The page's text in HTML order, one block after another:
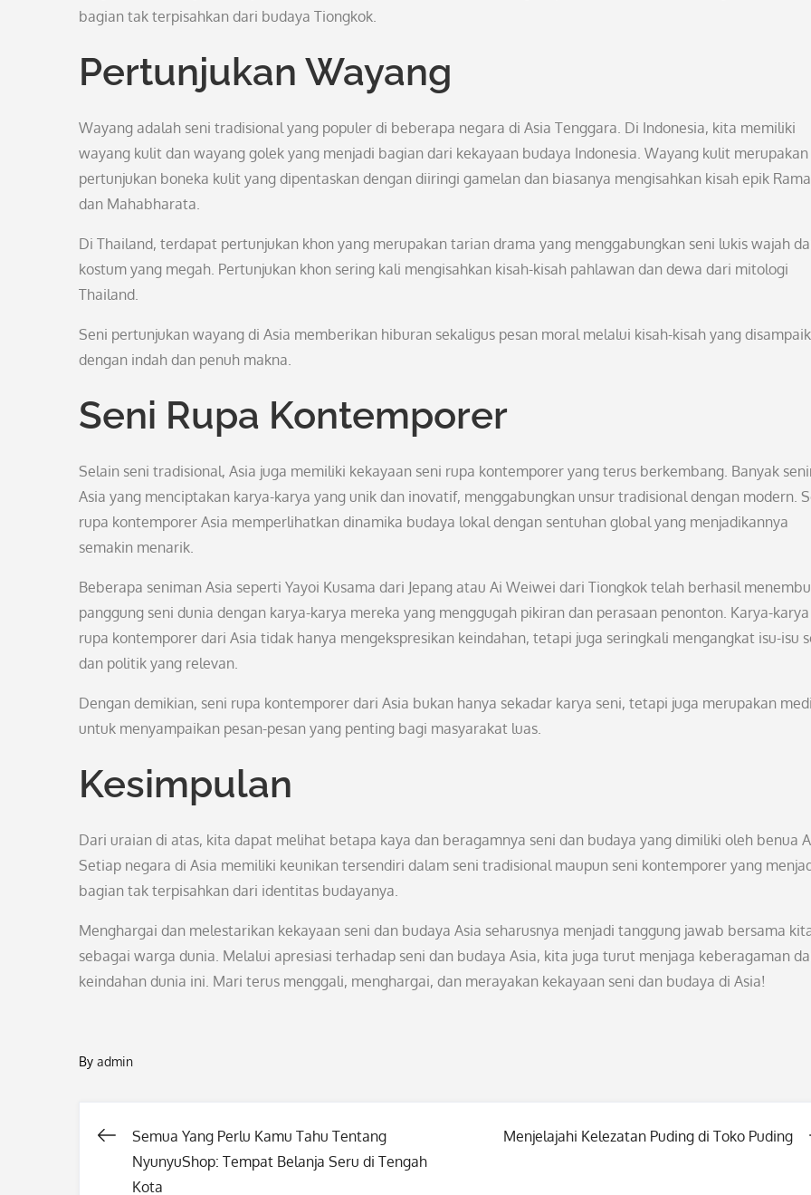
bagian tak terpisahkan dari budaya Tiongkok.
Pertunjukan Wayang
Wayang adalah seni tradisional yang populer di beberapa negara di Asia Tenggara. Di Indonesia, kita memiliki
wayang kulit dan wayang golek yang menjadi bagian dari kekayaan budaya Indonesia. Wayang kulit merupakan
pertunjukan boneka kulit yang dipentaskan dengan diiringi gamelan dan biasanya mengisahkan kisah epik
dan Mahabharata.
Di Thailand, terdapat pertunjukan khon yang merupakan tarian drama yang menggabungkan seni lukis wajah
kostum yang megah. Pertunjukan khon sering kali mengisahkan kisah-kisah pahlawan dan dewa dari mitologi
Thailand.
Seni pertunjukan wayang di Asia memberikan hiburan sekaligus pesan moral melalui kisah-kisah yang
dengan indah dan penuh makna.
Seni Rupa Kontemporer
Selain seni tradisional, Asia juga memiliki kekayaan seni rupa kontemporer yang terus berkembang. Banyak
Asia yang menciptakan karya-karya yang unik dan inovatif, menggabungkan unsur tradisional dengan modern.
rupa kontemporer Asia memperlihatkan dinamika budaya lokal dengan sentuhan global yang menjadikannya
semakin menarik.
Beberapa seniman Asia seperti Yayoi Kusama dari Jepang atau Ai Weiwei dari Tiongkok telah berhasil
panggung seni dunia dengan karya-karya mereka yang menggugah pikiran dan perasaan penonton. Karya-karya
rupa kontemporer dari Asia tidak hanya mengekspresikan keindahan, tetapi juga seringkali mengangkat isu-isu
dan politik yang relevan.
Dengan demikian, seni rupa kontemporer dari Asia bukan hanya sekadar karya seni, tetapi juga merupakan
untuk menyampaikan pesan-pesan yang penting bagi masyarakat luas.
Kesimpulan
Dari uraian di atas, kita dapat melihat betapa kaya dan beragamnya seni dan budaya yang dimiliki oleh benua
Setiap negara di Asia memiliki keunikan tersendiri dalam seni tradisional maupun seni kontemporer yang
bagian tak terpisahkan dari identitas budayanya.
Menghargai dan melestarikan kekayaan seni dan budaya Asia seharusnya menjadi tanggung jawab bersama
sebagai warga dunia. Melalui apresiasi terhadap seni dan budaya Asia, kita juga turut menjaga keberagaman
keindahan dunia ini. Mari terus menggali, menghargai, dan merayakan kekayaan seni dan budaya di Asia!
By admin
Post
Semua Yang Perlu Kamu Tahu Tentang
NyunyuShop: Tempat Belanja Seru di Tengah
Kota
Menjelajahi Kelezatan Puding di Toko Puding